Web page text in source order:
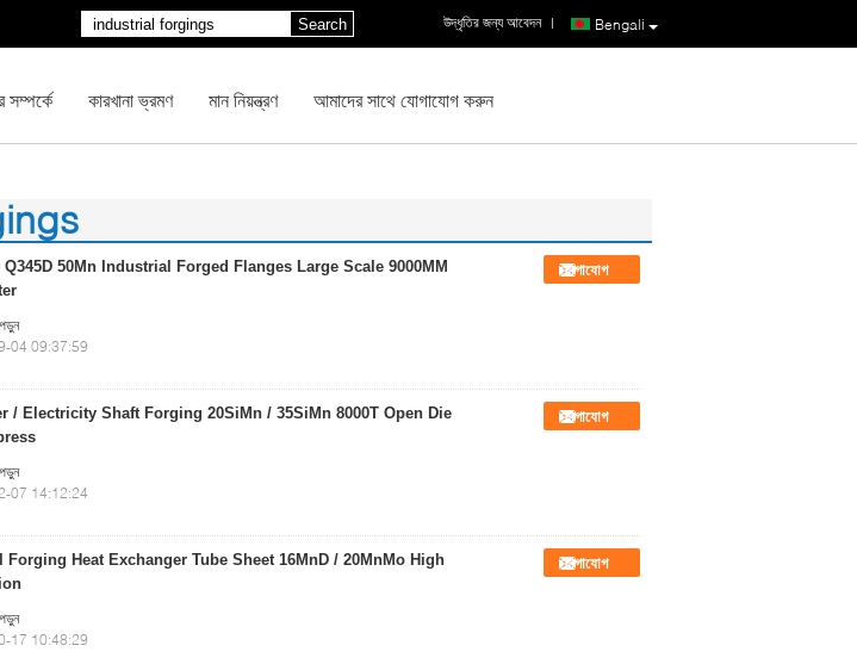
Bengali
উদ্ধৃতির জন্য আবেদন |
Search
সম্পর্কে কারখানা ভ্রমণ মান নিয়ন্ত্রণ আমাদের সাথে যোগাযোগ করুন
Q345D 50Mn Industrial Forged Flanges Large Scale 9000MM
যোগাযোগ
04 09:37:59
/ Electricity Shaft Forging 20SiMn / 35SiMn 8000T Open Die
যোগাযোগ
07 14:12:24
Forging Heat Exchanger Tube Sheet 16MnD / 20MnMo High
যোগাযোগ
17 10:48:29